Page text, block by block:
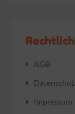
AGB
Impressum